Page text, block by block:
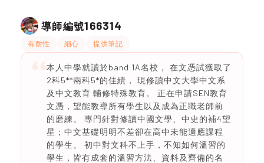
導師編號166314
有耐性 細心 提供筆記
本人中學就讀於band 1A名校， 在文憑試獲取了
2科5**兩科5*的佳績， 現修讀中文大學中文系
及中文教育 輔修特殊教育。 正在申請SEN教育
文憑，望能教導所有學生以及成為正職老師前
的磨練。 專門針對修讀中國文學、中史的補4望
星；中文基礎明明不差卻在高中未能適應課程
的學生。 初中對文科不上手，不知如何溫習的
學生，皆有成套的溫習方法、資料及齊備的名